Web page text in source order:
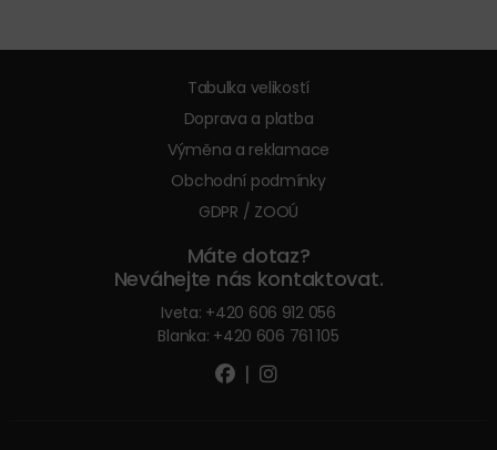
Tabulka velikostí
Doprava a platba
Výměna a reklamace
Obchodní podmínky
GDPR / ZOOÚ
Máte dotaz?
Neváhejte nás kontaktovat.
Iveta: +420 606 912 056
Blanka: +420 606 761 105
|